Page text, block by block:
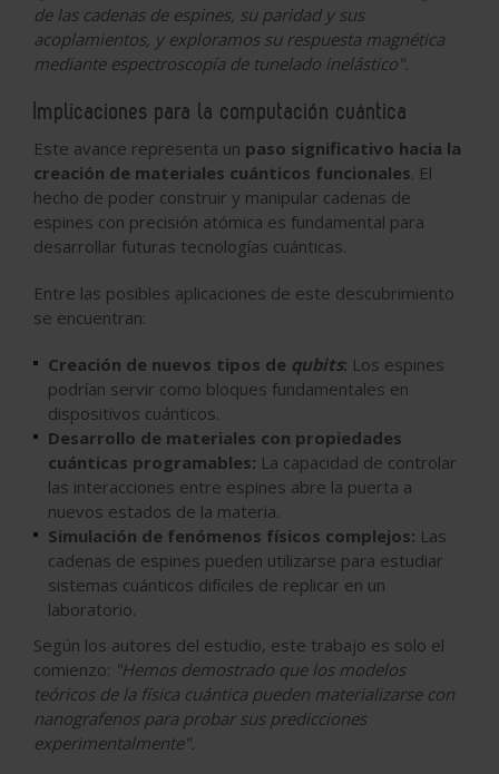
de las cadenas de espines, su paridad y sus
acoplamientos, y exploramos su respuesta magnética
mediante espectroscopía de tunelado inelástico".
Implicaciones para la computación cuántica
Este avance representa un paso significativo hacia la
creación de materiales cuánticos funcionales. El
hecho de poder construir y manipular cadenas de
espines con precisión atómica es fundamental para
desarrollar futuras tecnologías cuánticas.
Entre las posibles aplicaciones de este descubrimiento
se encuentran:
Creación de nuevos tipos de qubits: Los espines
podrían servir como bloques fundamentales en
dispositivos cuánticos.
Desarrollo de materiales con propiedades
cuánticas programables: La capacidad de controlar
las interacciones entre espines abre la puerta a
nuevos estados de la materia.
Simulación de fenómenos físicos complejos: Las
cadenas de espines pueden utilizarse para estudiar
sistemas cuánticos difíciles de replicar en un
laboratorio.
Según los autores del estudio, este trabajo es solo el
comienzo: "Hemos demostrado que los modelos
teóricos de la física cuántica pueden materializarse con
nanografenos para probar sus predicciones
experimentalmente".